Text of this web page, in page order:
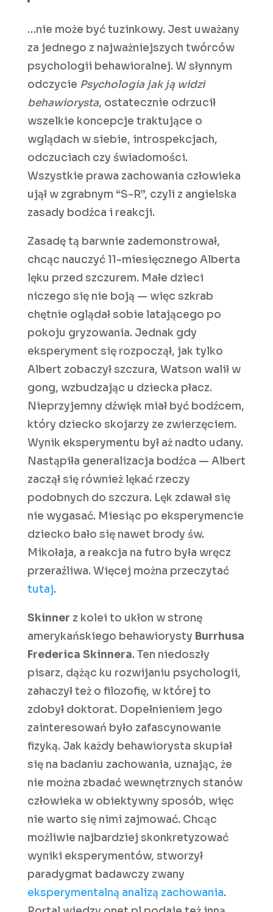
…nie może być tuzinkowy. Jest uważany
za jednego z najważniejszych twórców
psychologii behawioralnej. W słynnym
odczycie Psychologia jak ją widzi
behawiorysta, ostatecznie odrzucił
wszelkie koncepcje traktujące o
wglądach w siebie, introspekcjach,
odczuciach czy świadomości.
Wszystkie prawa zachowania człowieka
ujął w zgrabnym “S-R”, czyli z angielska
zasady bodźca i reakcji.
Zasadę tą barwnie zademonstrował,
chcąc nauczyć 11-miesięcznego Alberta
lęku przed szczurem. Małe dzieci
niczego się nie boją — więc szkrab
chętnie oglądał sobie latającego po
pokoju gryzowania. Jednak gdy
eksperyment się rozpoczął, jak tylko
Albert zobaczył szczura, Watson walił w
gong, wzbudzając u dziecka płacz.
Nieprzyjemny dźwięk miał być bodźcem,
który dziecko skojarzy ze zwierzęciem.
Wynik eksperymentu był aż nadto udany.
Nastąpiła generalizacja bodźca — Albert
zaczął się również lękać rzeczy
podobnych do szczura. Lęk zdawał się
nie wygasać. Miesiąc po eksperymencie
dziecko bało się nawet brody św.
Mikołaja, a reakcja na futro była wręcz
przeraźliwa. Więcej można przeczytać
tutaj.
Skinner z kolei to ukłon w stronę
amerykańskiego behawiorysty Burrhusa
Frederica Skinnera. Ten niedoszły
pisarz, dążąc ku rozwijaniu psychologii,
zahaczył też o filozofię, w której to
zdobył doktorat. Dopełnieniem jego
zainteresowań było zafascynowanie
fizyką. Jak każdy behawiorysta skupiał
się na badaniu zachowania, uznając, że
nie można zbadać wewnętrznych stanów
człowieka w obiektywny sposób, więc
nie warto się nimi zajmować. Chcąc
możliwie najbardziej skonkretyzować
wyniki eksperymentów, stworzył
paradygmat badawczy zwany
eksperymentalną analizą zachowania.